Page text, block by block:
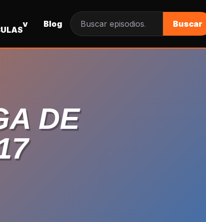
v Blog
Buscar episodios
Buscar
DE